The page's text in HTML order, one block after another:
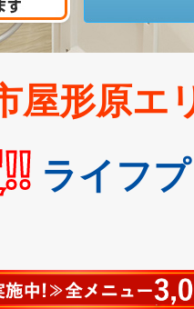
屋形原エ
ライフ